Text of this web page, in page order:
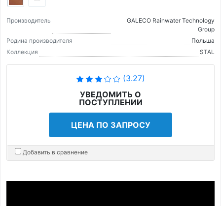
Производитель
GALECO Rainwater Technology
Group
Родина производителя
Польша
Коллекция
STAL
(3.27)
УВЕДОМИТЬ О
ПОСТУПЛЕНИИ
ЦЕНА ПО ЗАПРОСУ
Добавить в сравнение